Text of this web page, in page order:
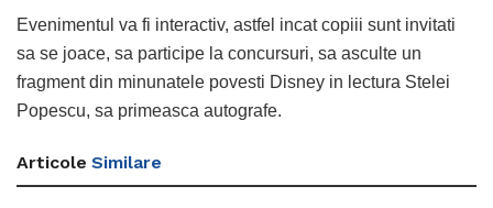
Evenimentul va fi interactiv, astfel incat copiii sunt invitati
sa se joace, sa participe la concursuri, sa asculte un
fragment din minunatele povesti Disney in lectura Stelei
Popescu, sa primeasca autografe.
Articole Similare